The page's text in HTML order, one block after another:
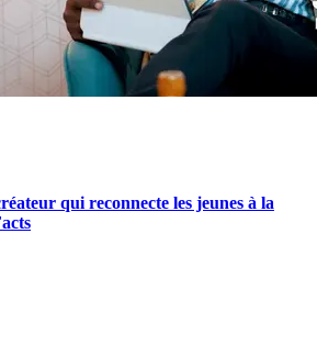
qui reconnecte les jeunes à la